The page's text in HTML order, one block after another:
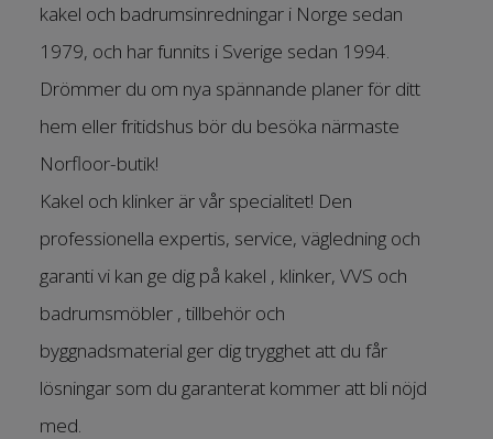
kakel och badrumsinredningar i Norge sedan
1979, och har funnits i Sverige sedan 1994.
Drömmer du om nya spännande planer för ditt
hem eller fritidshus bör du besöka närmaste
Norfloor-butik!
Kakel och klinker är vår specialitet! Den
professionella expertis, service, vägledning och
garanti vi kan ge dig på kakel , klinker, VVS och
badrumsmöbler , tillbehör och
byggnadsmaterial ger dig trygghet att du får
lösningar som du garanterat kommer att bli nöjd
med.